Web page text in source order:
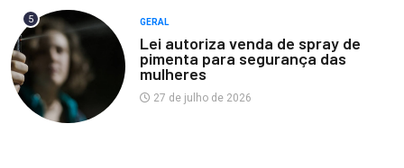
5 GERAL
Lei autoriza venda de spray de
pimenta para segurança das
mulheres
27 de julho de 2026